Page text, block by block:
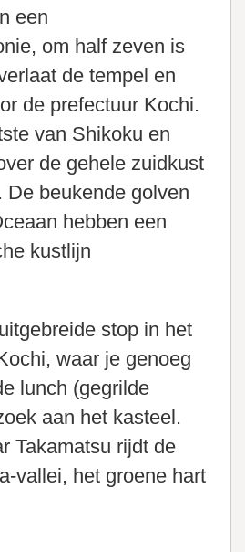
een
om half zeven is
de tempel en
de prefectuur Kochi.
van Shikoku en
de gehele zuidkust
De beukende golven
hebben een
kustlijn
stop in het
waar je genoeg
lunch (gegrilde
aan het kasteel.
Takamatsu rijdt de
vallei, het groene hart